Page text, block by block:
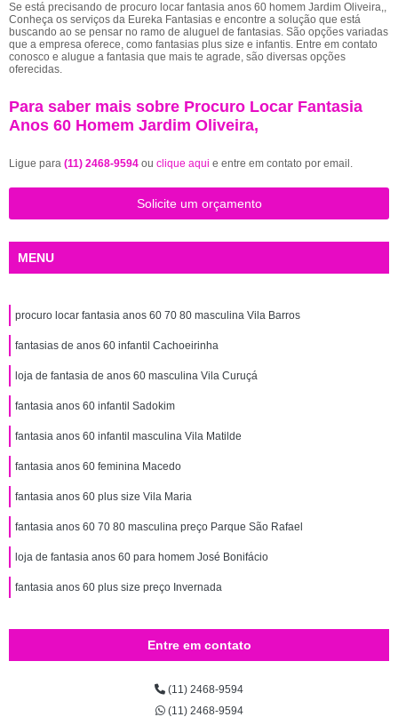
Se está precisando de procuro locar fantasia anos 60 homem Jardim Oliveira,,
Conheça os serviços da Eureka Fantasias e encontre a solução que está
buscando ao se pensar no ramo de aluguel de fantasias. São opções variadas
que a empresa oferece, como fantasias plus size e infantis. Entre em contato
conosco e alugue a fantasia que mais te agrade, são diversas opções
oferecidas.
Para saber mais sobre Procuro Locar Fantasia
Anos 60 Homem Jardim Oliveira,
Ligue para (11) 2468-9594 ou clique aqui e entre em contato por email.
Solicite um orçamento
MENU
procuro locar fantasia anos 60 70 80 masculina Vila Barros
fantasias de anos 60 infantil Cachoeirinha
loja de fantasia de anos 60 masculina Vila Curuçá
fantasia anos 60 infantil Sadokim
fantasia anos 60 infantil masculina Vila Matilde
fantasia anos 60 feminina Macedo
fantasia anos 60 plus size Vila Maria
fantasia anos 60 70 80 masculina preço Parque São Rafael
loja de fantasia anos 60 para homem José Bonifácio
fantasia anos 60 plus size preço Invernada
Entre em contato
(11) 2468-9594
(11) 2468-9594